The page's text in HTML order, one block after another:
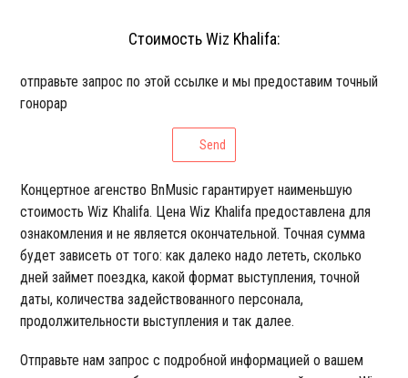
Стоимость Wiz Khalifa:
отправьте запрос по этой ссылке и мы предоставим точный
гонорар
Send
Концертное агенство BnMusic гарантирует наименьшую
стоимость Wiz Khalifa. Цена Wiz Khalifa предоставлена для
ознакомления и не является окончательной. Точная сумма
будет зависеть от того: как далеко надо лететь, сколько
дней займет поездка, какой формат выступления, точной
даты, количества задействованного персонала,
продолжительности выступления и так далее.
Отправьте нам запрос с подробной информацией о вашем